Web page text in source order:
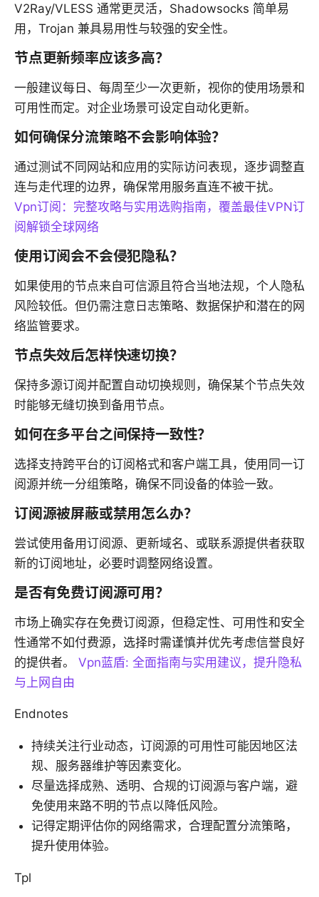
V2Ray/VLESS 通常更灵活，Shadowsocks 简单易
用，Trojan 兼具易用性与较强的安全性。
节点更新频率应该多高？
一般建议每日、每周至少一次更新，视你的使用场景和
可用性而定。对企业场景可设定自动化更新。
如何确保分流策略不会影响体验？
通过测试不同网站和应用的实际访问表现，逐步调整直
连与走代理的边界，确保常用服务直连不被干扰。
Vpn订阅：完整攻略与实用选购指南，覆盖最佳VPN订
阅解锁全球网络
使用订阅会不会侵犯隐私？
如果使用的节点来自可信源且符合当地法规，个人隐私
风险较低。但仍需注意日志策略、数据保护和潜在的网
络监管要求。
节点失效后怎样快速切换？
保持多源订阅并配置自动切换规则，确保某个节点失效
时能够无缝切换到备用节点。
如何在多平台之间保持一致性？
选择支持跨平台的订阅格式和客户端工具，使用同一订
阅源并统一分组策略，确保不同设备的体验一致。
订阅源被屏蔽或禁用怎么办？
尝试使用备用订阅源、更新域名、或联系源提供者获取
新的订阅地址，必要时调整网络设置。
是否有免费订阅源可用？
市场上确实存在免费订阅源，但稳定性、可用性和安全
性通常不如付费源，选择时需谨慎并优先考虑信誉良好
的提供者。 Vpn蓝盾: 全面指南与实用建议，提升隐私
与上网自由
Endnotes
持续关注行业动态，订阅源的可用性可能因地区法
规、服务器维护等因素变化。
尽量选择成熟、透明、合规的订阅源与客户端，避
免使用来路不明的节点以降低风险。
记得定期评估你的网络需求，合理配置分流策略，
提升使用体验。
Tpl